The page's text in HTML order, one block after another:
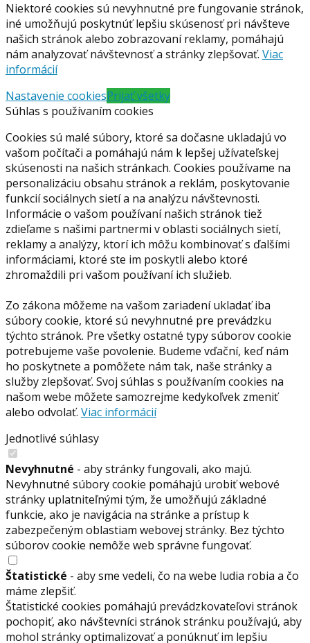
Niektoré cookies sú nevyhnutné pre fungovanie stránok,
iné umožňujú poskytnúť lepšiu skúsenosť pri návšteve
našich stránok alebo zobrazovaní reklamy, pomáhajú
nám analyzovať návštevnosť a stránky zlepšovať. Viac
informácií
Nastavenie cookiesPrijať všetky
Súhlas s používaním cookies
Cookies sú malé súbory, ktoré sa dočasne ukladajú vo
vašom počítači a pomáhajú nám k lepšej užívateľskej
skúsenosti na našich stránkach. Cookies používame na
personalizáciu obsahu stránok a reklám, poskytovanie
funkcií sociálnych sietí a na analýzu návštevnosti.
Informácie o vašom používaní našich stránok tiež
zdieľame s našimi partnermi v oblasti sociálnych sietí,
reklamy a analýzy, ktorí ich môžu kombinovať s ďalšími
informáciami, ktoré ste im poskytli alebo ktoré
zhromaždili pri vašom používaní ich služieb.
Zo zákona môžeme na vašom zariadení ukladať iba
súbory cookie, ktoré sú nevyhnutné pre prevádzku
týchto stránok. Pre všetky ostatné typy súborov cookie
potrebujeme vaše povolenie. Budeme vďační, keď nám
ho poskytnete a pomôžete nám tak, naše stránky a
služby zlepšovať. Svoj súhlas s používaním cookies na
našom webe môžete samozrejme kedykoľvek zmeniť
alebo odvolať. Viac informácií
Jednotlivé súhlasy
Nevyhnutné - aby stránky fungovali, ako majú.
Nevyhnutné súbory cookie pomáhajú urobiť webové
stránky uplatniteľnými tým, že umožňujú základné
funkcie, ako je navigácia na stránke a prístup k
zabezpečeným oblastiam webovej stránky. Bez týchto
súborov cookie nemôže web správne fungovať.
Štatistické - aby sme vedeli, čo na webe ludia robia a čo
máme zlepšiť.
Štatistické cookies pomáhajú prevádzkovateľovi stránok
pochopiť, ako návštevníci stránok stránku používajú, aby
mohol stránky optimalizovať a ponúknuť im lepšiu